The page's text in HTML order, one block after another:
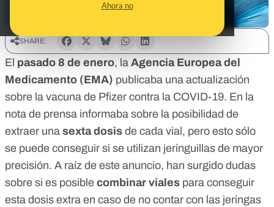
Ahora no
SHARE:
El pasado 8 de enero, la Agencia Europea del
Medicamento (EMA) publicaba una actualización
sobre la vacuna de Pfizer contra la COVID-19. En la
nota de prensa informaba sobre la posibilidad de
extraer una sexta dosis de cada vial, pero esto sólo
se puede conseguir si se utilizan jeringuillas de mayor
precisión. A raíz de este anuncio, han surgido dudas
sobre si es posible combinar viales para conseguir
esta dosis extra en caso de no contar con las jeringas